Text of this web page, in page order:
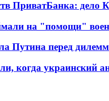
ПриватБанка: дело
на "помощи"
Путина перед
когда украинский